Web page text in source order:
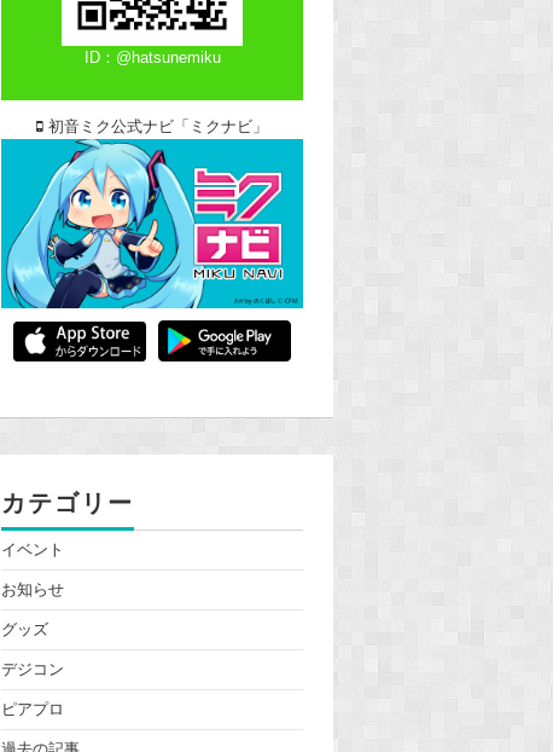
ID：@hatsunemiku
初音ミク公式ナビ「ミクナビ」
カテゴリー
イベント
お知らせ
グッズ
デジコン
ピアプロ